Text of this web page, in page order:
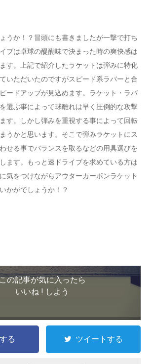
うか！？冒頭にも書きましたが一撃で打ち
ブは卓球の醍醐味で決まった時の爽快感は
す。上記で紹介したラケットは弾みに特化
いただいたのですがスピード系ラバーと合
ードアップが見込めます。ラケット・ラバ
選ぶ事によって球離れは早く圧倒的な攻撃
す。しかし弾みを重視する事によって回転
うかと思います。そこで弾みラケットにス
せる事でバランスを取るなどの用具選びを
ます。もっと速ドライブを求めている方は
気をつけながらアウターカーボンラケット
かがでしょうか！？
の記事が気に入ったら
いいね ! しよう
る ツイートする